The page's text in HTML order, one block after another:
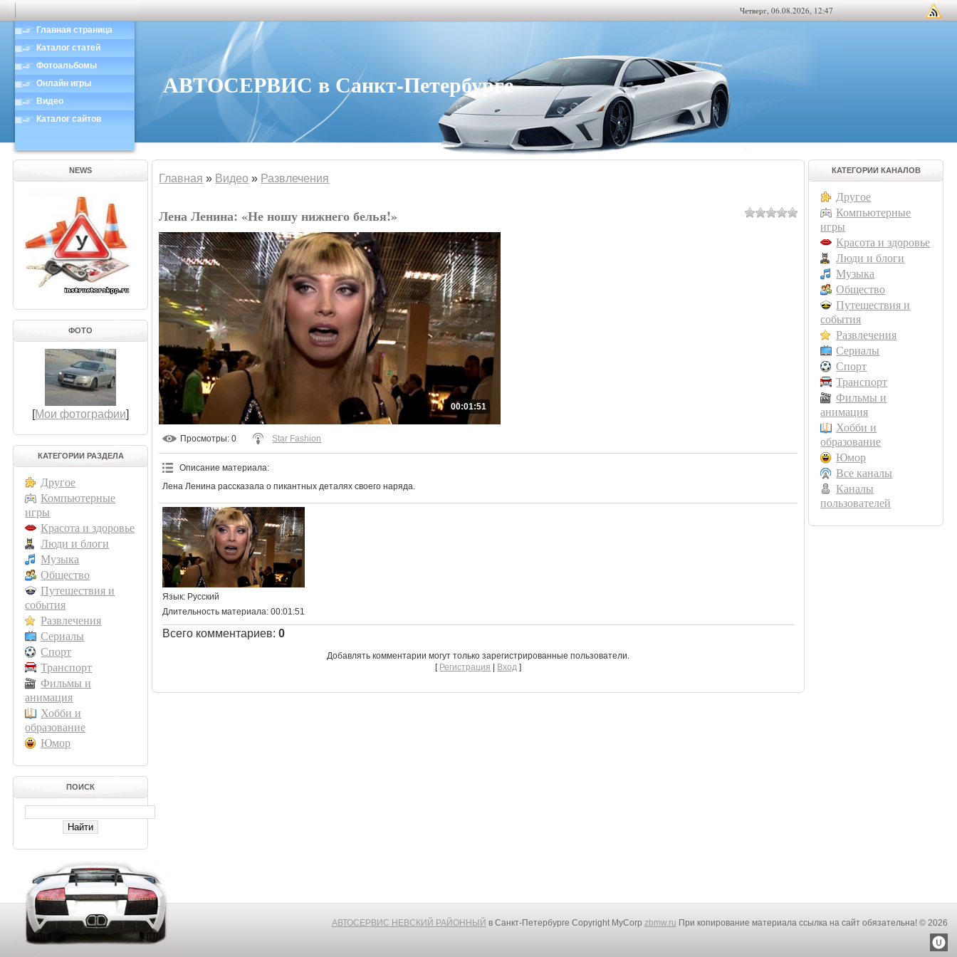
Четверг, 06.08.2026, 12:47
Главная страница
Каталог статей
Фотоальбомы
Онлайн игры
Видео
Каталог сайтов
АВТОСЕРВИС в Санкт-Петербурге
NEWS
ФОТО
[Мои фотографии]
КАТЕГОРИИ РАЗДЕЛА
Другое
Компьютерные
игры
Красота и здоровье
Люди и блоги
Музыка
Общество
Путешествия и
события
Развлечения
Сериалы
Спорт
Транспорт
Фильмы и
анимация
Хобби и
образование
Юмор
ПОИСК
Главная » Видео » Развлечения
Лена Ленина: «Не ношу нижнего белья!»
00:01:51
Просмотры: 0 Star Fashion
Описание материала:
Лена Ленина рассказала о пикантных деталях своего наряда.
Язык: Русский
Длительность материала: 00:01:51
Всего комментариев:0
Добавлять комментарии могут только зарегистрированные пользователи.
[ Регистрация | Вход ]
КАТЕГОРИИ КАНАЛОВ
Другое
Компьютерные
игры
Красота и здоровье
Люди и блоги
Музыка
Общество
Путешествия и
события
Развлечения
Сериалы
Спорт
Транспорт
Фильмы и
анимация
Хобби и
образование
Юмор
Все каналы
Каналы
пользователей
АВТОСЕРВИС НЕВСКИЙ РАЙОННЫЙ в Санкт-Петербурге Copyright MyCorp zbmw.ru При копирование материала ссылка на сайт обязательна! © 2026